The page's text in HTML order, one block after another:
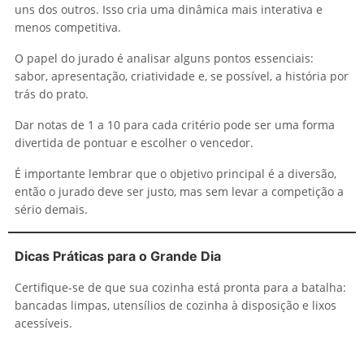
uns dos outros. Isso cria uma dinâmica mais interativa e
menos competitiva.
O papel do jurado é analisar alguns pontos essenciais:
sabor, apresentação, criatividade e, se possível, a história por
trás do prato.
Dar notas de 1 a 10 para cada critério pode ser uma forma
divertida de pontuar e escolher o vencedor.
É importante lembrar que o objetivo principal é a diversão,
então o jurado deve ser justo, mas sem levar a competição a
sério demais.
Dicas Práticas para o Grande Dia
Certifique-se de que sua cozinha está pronta para a batalha:
bancadas limpas, utensílios de cozinha à disposição e lixos
acessíveis.